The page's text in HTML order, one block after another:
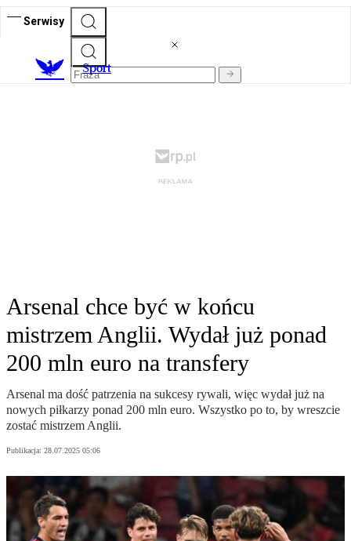
Serwisy
Sport
Arsenal chce być w końcu
mistrzem Anglii. Wydał już ponad
200 mln euro na transfery
Arsenal ma dość patrzenia na sukcesy rywali, więc wydał już na
nowych piłkarzy ponad 200 mln euro. Wszystko po to, by wreszcie
zostać mistrzem Anglii.
Publikacja: 28.07.2025 05:06